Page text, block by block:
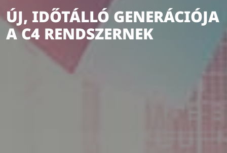
ÚJ, IDŐTÁLLÓ GENERÁCIÓJA
A C4 RENDSZERNEK